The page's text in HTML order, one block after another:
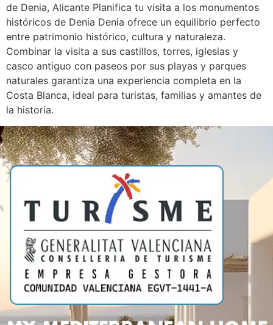
de Denia, Alicante Planifica tu visita a los monumentos
históricos de Denia Denia ofrece un equilibrio perfecto
entre patrimonio histórico, cultura y naturaleza.
Combinar la visita a sus castillos, torres, iglesias y
casco antiguo con paseos por sus playas y parques
naturales garantiza una experiencia completa en la
Costa Blanca, ideal para turistas, familias y amantes de
la historia.